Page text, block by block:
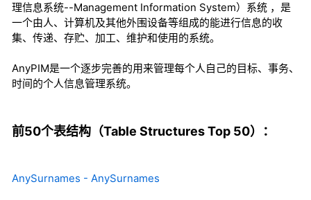
理信息系统--Management Information System）系统 ，是
一个由人、计算机及其他外围设备等组成的能进行信息的收
集、传递、存贮、加工、维护和使用的系统。
AnyPIM是一个逐步完善的用来管理每个人自己的目标、事务、
时间的个人信息管理系统。
前50个表结构（Table Structures Top 50）：
AnySurnames - AnySurnames